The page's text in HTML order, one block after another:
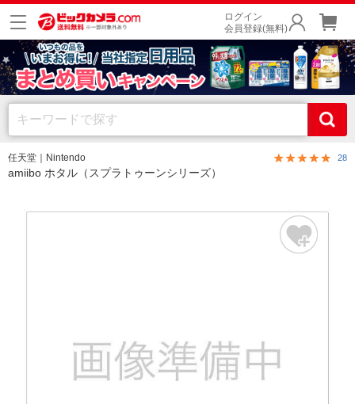
ログイン
会員登録(無料)
任天堂｜Nintendo 28
amiibo ホタル（スプラトゥーンシリーズ）